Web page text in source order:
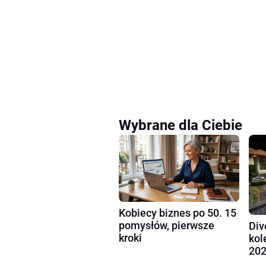
Wybrane dla Ciebie
Kobiecy biznes po 50. 15
pomysłów, pierwsze
kroki